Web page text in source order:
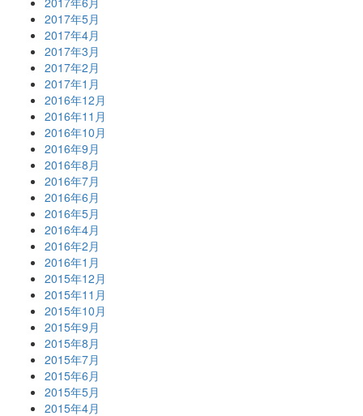
2017年5月
2017年4月
2017年3月
2017年2月
2017年1月
2016年12月
2016年11月
2016年10月
2016年9月
2016年8月
2016年7月
2016年6月
2016年5月
2016年4月
2016年2月
2016年1月
2015年12月
2015年11月
2015年10月
2015年9月
2015年8月
2015年7月
2015年6月
2015年5月
2015年4月